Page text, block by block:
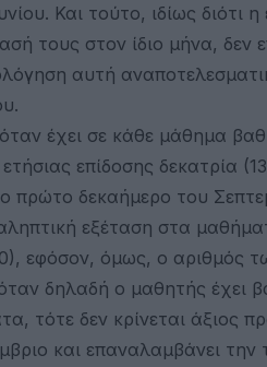
Και τούτο, ιδίως
τους στον ίδιο μήνα, δεν
αυτή
έχει σε κάθε μάθημα
επίδοσης δεκατρία
πρώτο δεκαήμερο του
εξέταση στα
εφόσον, όμως, ο
δηλαδή ο μαθητής έχει
τότε δεν κρίνεται άξιος
και επαναλαμβάνει την